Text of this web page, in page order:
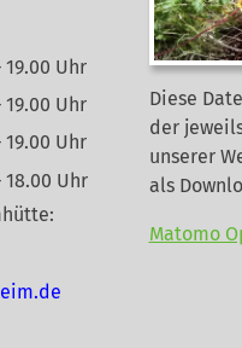
19.00 Uhr
19.00 Uhr
19.00 Uhr
18.00 Uhr
ed.mi
Diese
der
unserer
als
Matomo